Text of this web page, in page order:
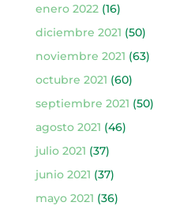
enero 2022 (16)
diciembre 2021 (50)
noviembre 2021 (63)
octubre 2021 (60)
septiembre 2021 (50)
agosto 2021 (46)
julio 2021 (37)
junio 2021 (37)
mayo 2021 (36)